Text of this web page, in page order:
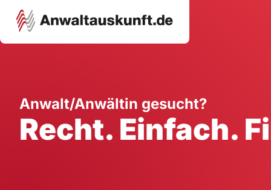
Ausbildung
Handwerk
Dienstleistung
Anwalt/Anwältin gesucht?
Recht. Einfach.